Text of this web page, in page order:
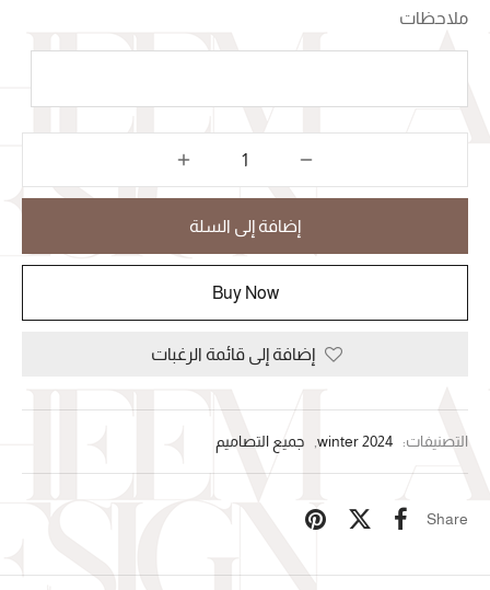
ملاحظات
إضافة إلى السلة
Buy Now
إضافة إلى قائمة الرغبات
التصنيفات: winter 2024
, جميع التصاميم
Share